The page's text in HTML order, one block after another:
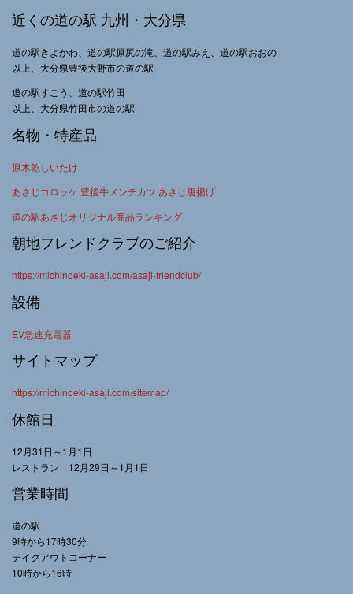
近くの道の駅 九州・大分県
道の駅きよかわ、道の駅原尻の滝、道の駅みえ、道の駅おおの
以上、大分県豊後大野市の道の駅
道の駅すごう、道の駅竹田
以上、大分県竹田市の道の駅
名物・特産品
原木乾しいたけ
あさじコロッケ 豊後牛メンチカツ あさじ唐揚げ
道の駅あさじオリジナル商品ランキング
朝地フレンドクラブのご紹介
https://michinoeki-asaji.com/asaji-friendclub/
設備
EV急速充電器
サイトマップ
https://michinoeki-asaji.com/sitemap/
休館日
12月31日～1月1日
レストラン 12月29日～1月1日
営業時間
道の駅
9時から17時30分
テイクアウトコーナー
10時から16時